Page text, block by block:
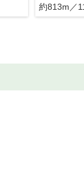
約813m／